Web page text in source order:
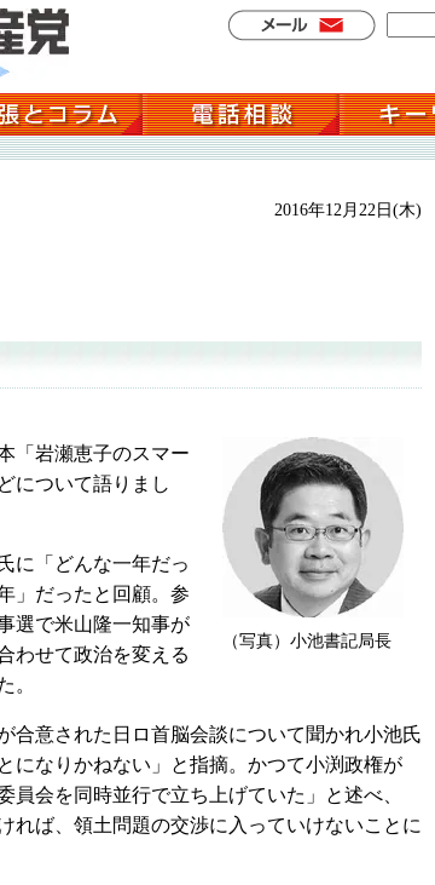
2016年12月22日(木)
（写真）小池書記局長
「岩瀬恵子のスマー
について語りまし
に「どんな一年だっ
」だったと回顧。参
選で米山隆一知事が
わせて政治を変える
。
意された日ロ首脳会談について聞かれ小池氏
になりかねない」と指摘。かつて小渕政権が
員会を同時並行で立ち上げていた」と述べ、
れば、領土問題の交渉に入っていけないことに